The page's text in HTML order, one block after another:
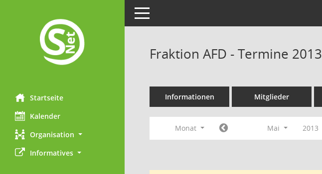
Startseite
Kalender
Organisation
Informatives
Toggle navigation
Fraktion AFD - Termine 2013
Informationen Mitglieder
Monat Mai 2013